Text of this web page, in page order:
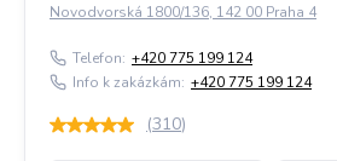
Novodvorská 1800/136, 142 00 Praha 4
Telefon: +420 775 199 124
Info k zakázkám: +420 775 199 124
(310)